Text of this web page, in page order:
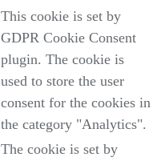
This cookie is set by
GDPR Cookie Consent
plugin. The cookie is
used to store the user
consent for the cookies in
the category "Analytics".
The cookie is set by